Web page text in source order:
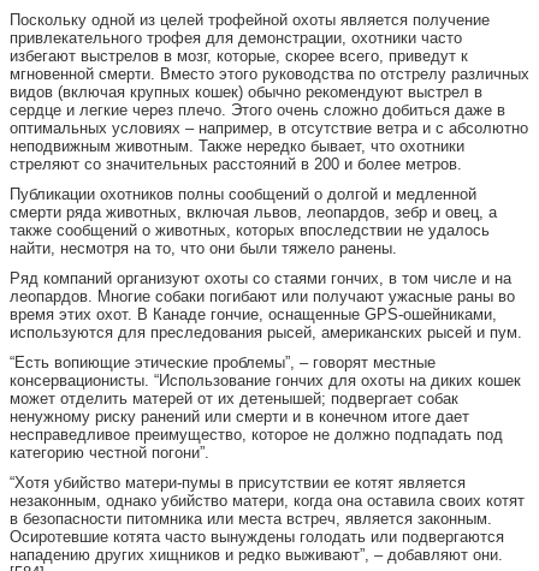
Поскольку одной из целей трофейной охоты является получение
привлекательного трофея для демонстрации, охотники часто
избегают выстрелов в мозг, которые, скорее всего, приведут к
мгновенной смерти. Вместо этого руководства по отстрелу различных
видов (включая крупных кошек) обычно рекомендуют выстрел в
сердце и легкие через плечо. Этого очень сложно добиться даже в
оптимальных условиях – например, в отсутствие ветра и с абсолютно
неподвижным животным. Также нередко бывает, что охотники
стреляют со значительных расстояний в 200 и более метров.
Публикации охотников полны сообщений о долгой и медленной
смерти ряда животных, включая львов, леопардов, зебр и овец, а
также сообщений о животных, которых впоследствии не удалось
найти, несмотря на то, что они были тяжело ранены.
Ряд компаний организуют охоты со стаями гончих, в том числе и на
леопардов. Многие собаки погибают или получают ужасные раны во
время этих охот. В Канаде гончие, оснащенные GPS-ошейниками,
используются для преследования рысей, американских рысей и пум.
“Есть вопиющие этические проблемы”, – говорят местные
консервационисты. “Использование гончих для охоты на диких кошек
может отделить матерей от их детенышей; подвергает собак
ненужному риску ранений или смерти и в конечном итоге дает
несправедливое преимущество, которое не должно подпадать под
категорию честной погони”.
“Хотя убийство матери-пумы в присутствии ее котят является
незаконным, однако убийство матери, когда она оставила своих котят
в безопасности питомника или места встреч, является законным.
Осиротевшие котята часто вынуждены голодать или подвергаются
нападению других хищников и редко выживают”, – добавляют они.